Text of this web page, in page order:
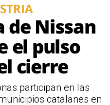
de Nissan
el pulso
cierre
participan en las
catalanes en